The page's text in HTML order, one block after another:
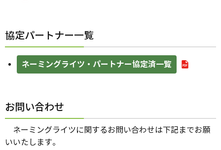
協定パートナー一覧
ネーミングライツ・パートナー協定済一覧
お問い合わせ
ネーミングライツに関するお問い合わせは下記までお願
いいたします。